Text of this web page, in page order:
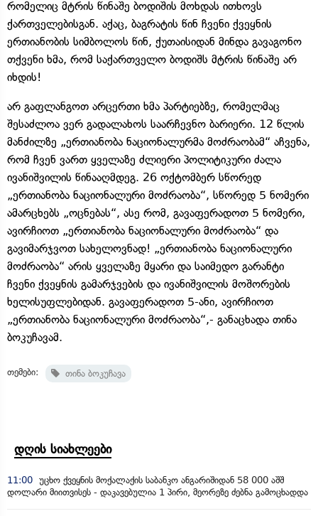
რომელიც მტრის წინაშე ბოდიშის მოხდას ითხოვს
ქართველებისგან. აქაც, ბაგრატის წინ ჩვენი ქვეყნის
ერთიანობის სიმბოლოს წინ, ქუთაისიდან მინდა გავაგონო
თქვენი ხმა, რომ საქართველო ბოდიშს მტრის წინაშე არ
იხდის!
არ გაფლანგოთ არცერთი ხმა პარტიებზე, რომელმაც
შესაძლოა ვერ გადალახოს საარჩევნო ბარიერი. 12 წლის
მანძილზე „ერთიანობა ნაციონალურმა მოძრაობამ“ აჩვენა,
რომ ჩვენ ვართ ყველაზე ძლიერი პოლიტიკური ძალა
ივანიშვილის წინააღმდეგ. 26 ოქტომბერ სწორედ
„ერთიანობა ნაციონალური მოძრაობა“, სწორედ 5 ნომერი
ამარცხებს „ოცნებას“, ასე რომ, გავაფერადოთ 5 ნომერი,
ავირჩიოთ „ერთიანობა ნაციონალური მოძრაობა“ და
გავიმარჯვოთ სახელოვნად! „ერთიანობა ნაციონალური
მოძრაობა“ არის ყველაზე მყარი და საიმედო გარანტი
ჩვენი ქვეყნის გამარჯვების და ივანიშვილის მოშორების
ხელისუფლებიდან. გავაფერადოთ 5-ანი, ავირჩიოთ
„ერთიანობა ნაციონალური მოძრაობა“,- განაცხადა თინა
ბოკუჩავამ.
თემები: თინა ბოკუჩავა
დღის სიახლეები
11:00 უცხო ქვეყნის მოქალაქის საბანკო ანგარიშიდან 58 000 აშშ
დოლარი მიითვისეს - დაკავებულია 1 პირი, მეორეზე ძებნა გამოცხადდა